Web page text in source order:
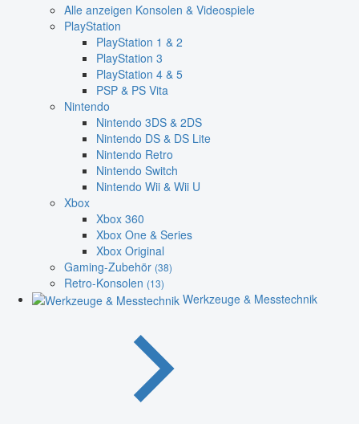
Alle anzeigen Konsolen & Videospiele
PlayStation
PlayStation 1 & 2
PlayStation 3
PlayStation 4 & 5
PSP & PS Vita
Nintendo
Nintendo 3DS & 2DS
Nintendo DS & DS Lite
Nintendo Retro
Nintendo Switch
Nintendo Wii & Wii U
Xbox
Xbox 360
Xbox One & Series
Xbox Original
Gaming-Zubehör (38)
Retro-Konsolen (13)
Werkzeuge & Messtechnik